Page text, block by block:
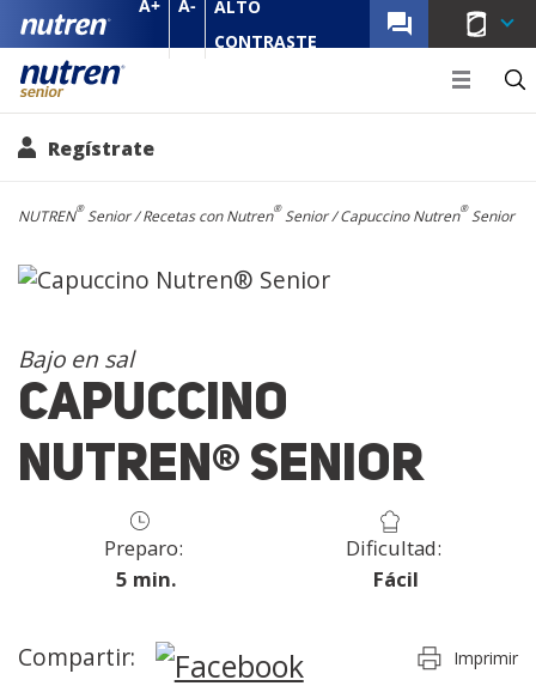
A+ A-
ALTO
CONTRASTE
MENU
Senior
Regístrate
Ruta de navegación
NUTREN® Senior Recetas con Nutren® Senior Capuccino Nutren® Senior
Bajo en sal
Capuccino
Nutren® Senior
Preparo:
5 min.
Dificultad:
Fácil
Compartir: Imprimir